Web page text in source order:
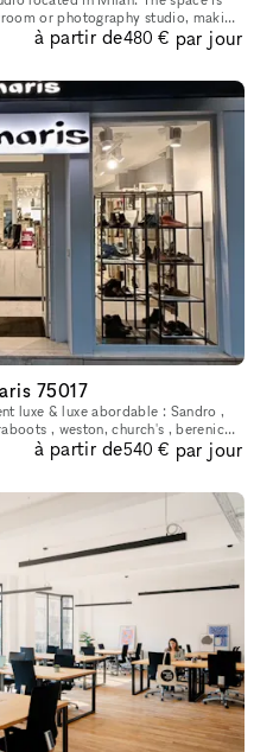
or photography studio, making
needs. Al
à partir de480 € par jour
75017
& luxe abordable : Sandro ,
, weston, church's , berenice ,
à partir de540 € par jour